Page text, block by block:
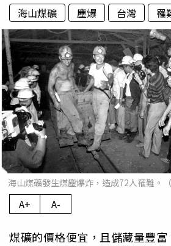
海山煤礦 塵爆 台灣 罹
海山煤礦發生煤塵爆炸，造成72人罹難。
A+ A-
煤礦的價格便宜，且儲藏量豐